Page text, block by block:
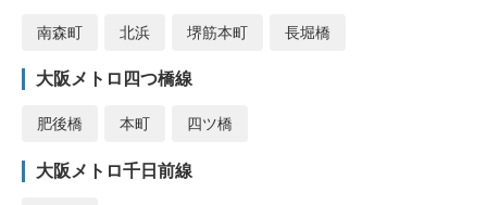
南森町 北浜 堺筋本町 長堀橋
大阪メトロ四つ橋線
肥後橋 本町 四ツ橋
大阪メトロ千日前線